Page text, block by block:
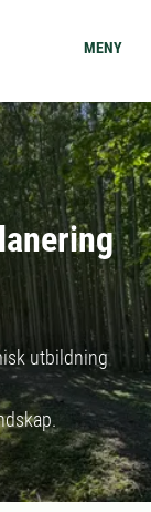
MENY
utbildning